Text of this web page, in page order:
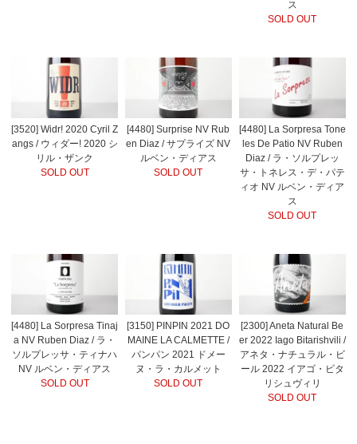
ス
SOLD OUT
[3520] Widr! 2020 Cyril Z
angs / ウィダー! 2020 シ
リル・ザンク
SOLD OUT
[4480] Surprise NV Rub
en Diaz / サプライズ NV
ルベン・ディアス
SOLD OUT
[4480] La Sorpresa Tone
les De Patio NV Ruben
Diaz / ラ・ソルプレッ
サ・トネレス・デ・パテ
ィオ NV ルベン・ディア
ス
SOLD OUT
[4480] La Sorpresa Tinaj
a NV Ruben Diaz / ラ・
ソルプレッサ・ティナハ
NV ルベン・ディアス
SOLD OUT
[3150] PINPIN 2021 DO
MAINE LA CALMETTE /
パンパン 2021 ドメー
ヌ・ラ・カルメット
SOLD OUT
[2300] Aneta Natural Be
er 2022 Iago Bitarishvili /
アネタ・ナチュラル・ビ
ール 2022 イアゴ・ビタ
リシュヴィリ
SOLD OUT